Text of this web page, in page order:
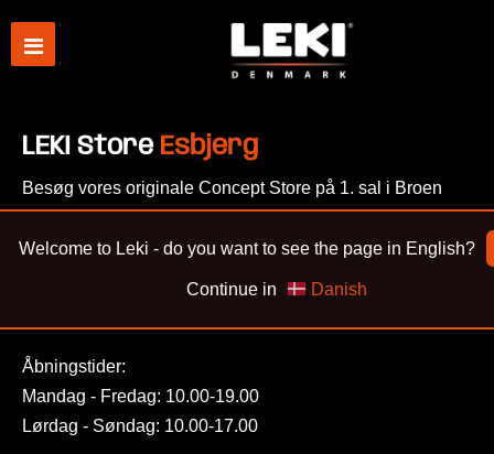
Welcome to Leki - do you want to see the page in English?
Continue in Danish
LEKI Store Esbjerg
Besøg vores originale Concept Store på 1. sal i Broen
Shopping, og træd ind i en verden af mobiltilbehør.
Udover mobiltilbehør i særklasse til en pris der giver
Åbningstider:
Mandag - Fredag: 10.00-19.00
Lørdag - Søndag: 10.00-17.00